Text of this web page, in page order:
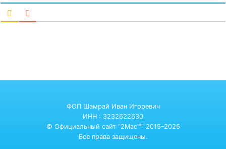
ФОП Шамрай Иван Игоревич
ИНН : 3232622630
© Официальный сайт "2Mac™" 2015–2026
Все права защищены.